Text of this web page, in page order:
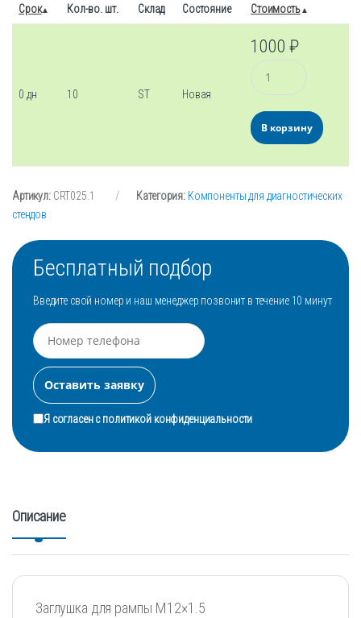
Срок Кол-во. шт. Склад Состояние Стоимость
0 дн 10 ST Новая
1000₽
Количество
В корзину
Артикул: CRT025.1 Категория: Компоненты для диагностических
стендов
Бесплатный подбор
Введите свой номер и наш менеджер позвонит в течение 10 минут
Я согласен сполитикой конфиденциальности
Описание
Заглушка для рампы М12×1.5